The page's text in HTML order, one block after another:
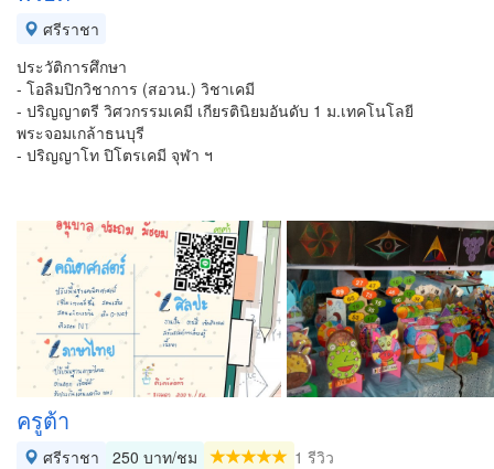
ศรีราชา
ประวัติการศึกษา
- โอลิมปิกวิชาการ (สอวน.) วิชาเคมี
- ปริญญาตรี วิศวกรรมเคมี เกียรตินิยมอันดับ 1 ม.เทคโนโลยี
พระจอมเกล้าธนบุรี
- ปริญญาโท ปิโตรเคมี จุฬา ฯ
ครูต้า
ศรีราชา 250 บาท/ชม
1 รีวิว